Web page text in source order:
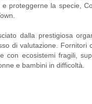
proteggerne la specie,
dalla prestigiosa
di valutazione.
ecosistemi fragili,
e bambini in difficoltà.